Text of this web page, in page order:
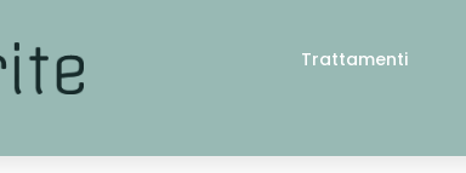
Trattamenti